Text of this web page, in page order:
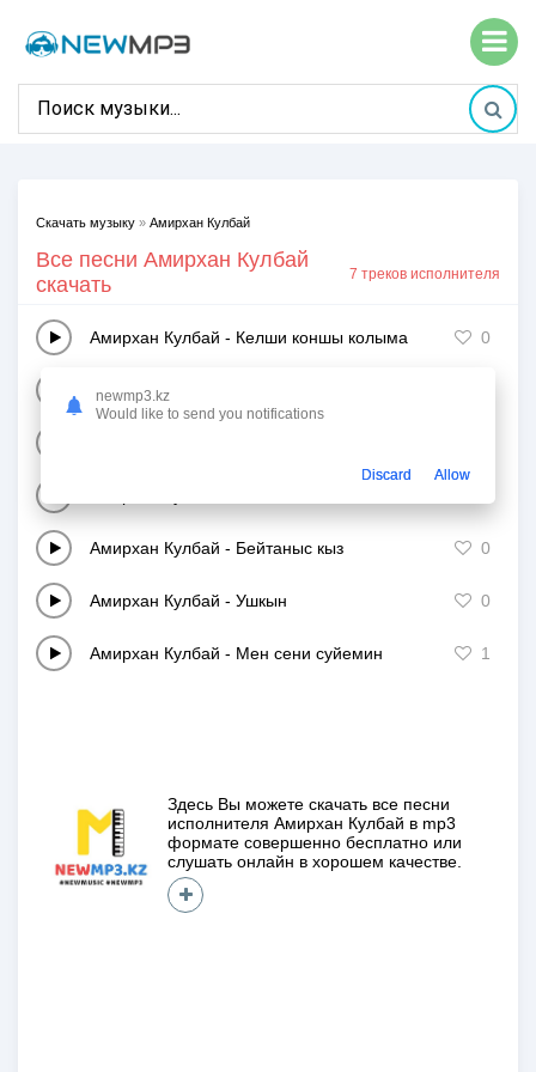
Скачать музыку » Амирхан Кулбай
Все песни Амирхан Кулбай
скачать
7 треков исполнителя
Амирхан Кулбай - Келши коншы колыма 0
Амирхан Кулбай
Амирхан Кулбай - Бейтаныс кыз 0
Амирхан Кулбай - Ушкын 0
Амирхан Кулбай - Мен сени суйемин 1
Здесь Вы можете скачать все песни
исполнителя Амирхан Кулбай в mp3
формате совершенно бесплатно или
слушать онлайн в хорошем качестве.
newmp3.kz
Would like to send you notifications
Discard Allow